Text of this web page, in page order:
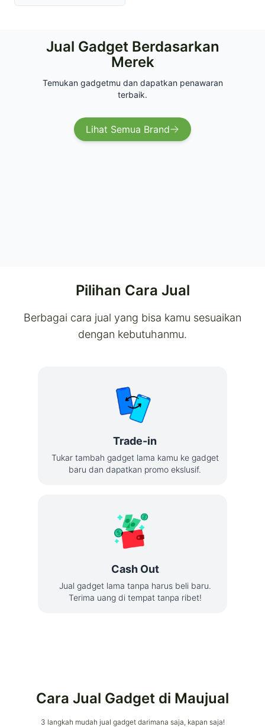
Jual Gadget Berdasarkan
Merek
Temukan gadgetmu dan dapatkan penawaran
terbaik.
Lihat Semua Brand
Pilihan Cara Jual
Berbagai cara jual yang bisa kamu sesuaikan
dengan kebutuhanmu.
Trade-in
Tukar tambah gadget lama kamu ke gadget
baru dan dapatkan promo ekslusif.
Cash Out
Jual gadget lama tanpa harus beli baru.
Terima uang di tempat tanpa ribet!
Cara Jual Gadget di Maujual
3 langkah mudah jual gadget darimana saja, kapan saja!